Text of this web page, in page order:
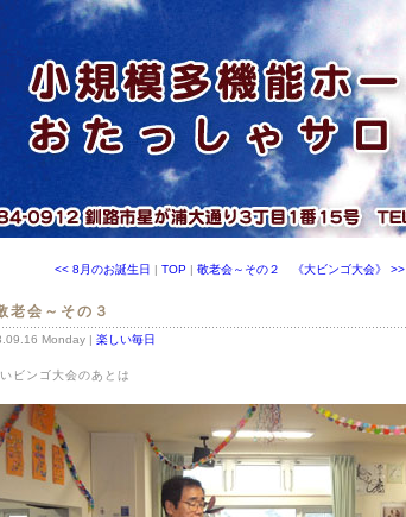
<< 8月のお誕生日 | TOP| 敬老会～その２ 《大ビンゴ大会》 >>
老会～その３
Monday | 楽しい毎日
ビンゴ大会のあとは